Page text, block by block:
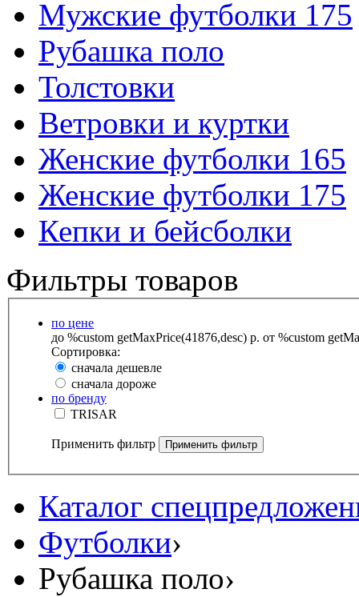
Мужские футболки 175
Рубашка поло
Толстовки
Ветровки и куртки
Женские футболки 165
Женские футболки 175
Кепки и бейсболки
Фильтры товаров
по цене
до %custom getMaxPrice(41876,desc) р. от %custom
Сортировка:
сначала дешевле
сначала дороже
по бренду
TRISAR
Применить фильтр
Каталог
Футболки›
Рубашка поло›